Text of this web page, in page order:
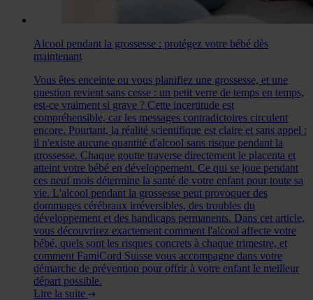
Alcool pendant la grossesse : protégez votre bébé dès
maintenant
Vous êtes enceinte ou vous planifiez une grossesse, et une
question revient sans cesse : un petit verre de temps en temps,
est-ce vraiment si grave ? Cette incertitude est
compréhensible, car les messages contradictoires circulent
encore. Pourtant, la réalité scientifique est claire et sans appel :
il n'existe aucune quantité d'alcool sans risque pendant la
grossesse. Chaque goutte traverse directement le placenta et
atteint votre bébé en développement. Ce qui se joue pendant
ces neuf mois détermine la santé de votre enfant pour toute sa
vie. L'alcool pendant la grossesse peut provoquer des
dommages cérébraux irréversibles, des troubles du
développement et des handicaps permanents. Dans cet article,
vous découvrirez exactement comment l'alcool affecte votre
bébé, quels sont les risques concrets à chaque trimestre, et
comment FamiCord Suisse vous accompagne dans votre
démarche de prévention pour offrir à votre enfant le meilleur
départ possible.
Lire la suite